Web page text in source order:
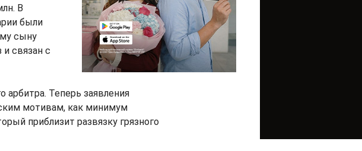
В
были
сыну
и связан с
арбитра. Теперь заявления
мотивам, как минимум
приблизит развязку грязного